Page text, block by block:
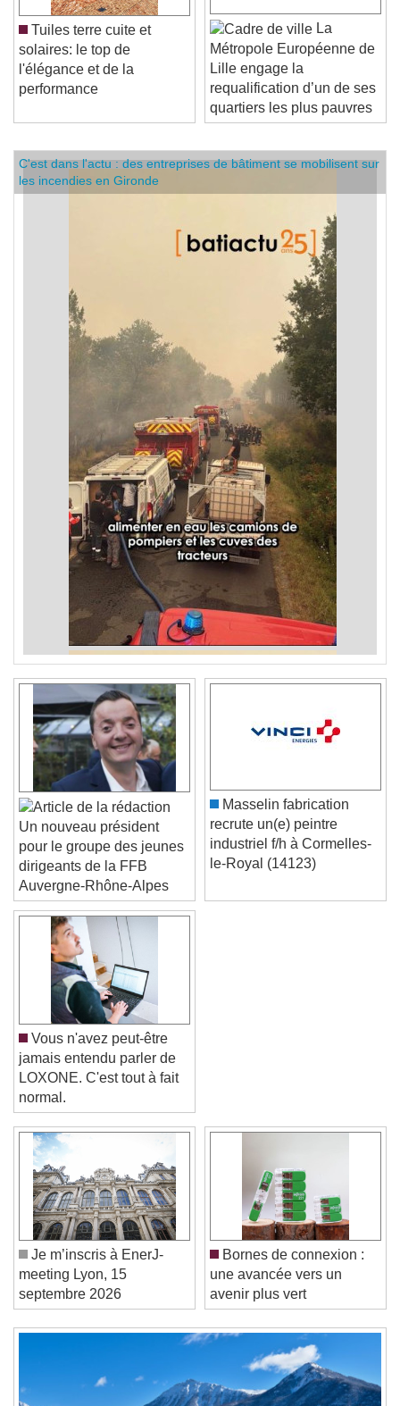
Tuiles terre cuite et
solaires: le top de
l'élégance et de la
La
Métropole Européenne de
Lille engage la
requalification d’un de ses
quartiers les plus pauvres
Play Video
Play
Skip Backward
Skip Forward
Unmute
Current Time0:00
/
Duration-:-
Loaded:0%
Seek to live, currently behind liveLIVE
0:00
Playback Rate
C'est dans l'actu : des entreprises de bâtiment se mobilisent sur
les incendies en Gironde
Un nouveau président
pour le groupe des jeunes
dirigeants de la FFB
Auvergne-Rhône-Alpes
Masselin fabrication
recrute un(e) peintre
industriel f/h à Cormelles-
Vous n'avez peut-être
jamais entendu parler de
LOXONE. C'est tout à fait
normal.
Je m’inscris à EnerJ-
meeting Lyon, 15
septembre 2026
Bornes de connexion :
une avancée vers un
avenir plus vert